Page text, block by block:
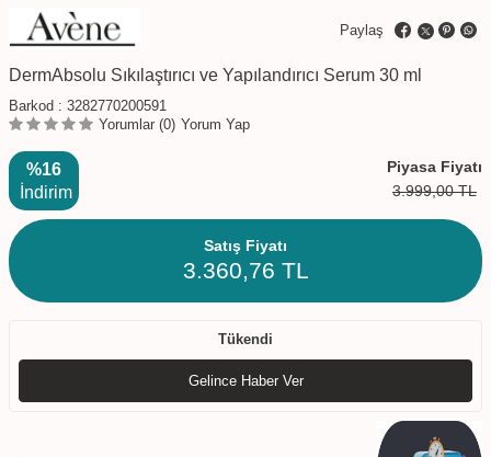
Paylaş
DermAbsolu Sıkılaştırıcı ve Yapılandırıcı Serum 30 ml
Barkod : 3282770200591
Yorumlar (0) Yorum Yap
%16
İndirim
Piyasa Fiyatı
3.999,00TL
Satış Fiyatı
3.360,76 TL
Tükendi
Gelince Haber Ver